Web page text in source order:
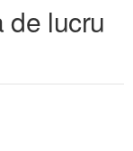
de lucru